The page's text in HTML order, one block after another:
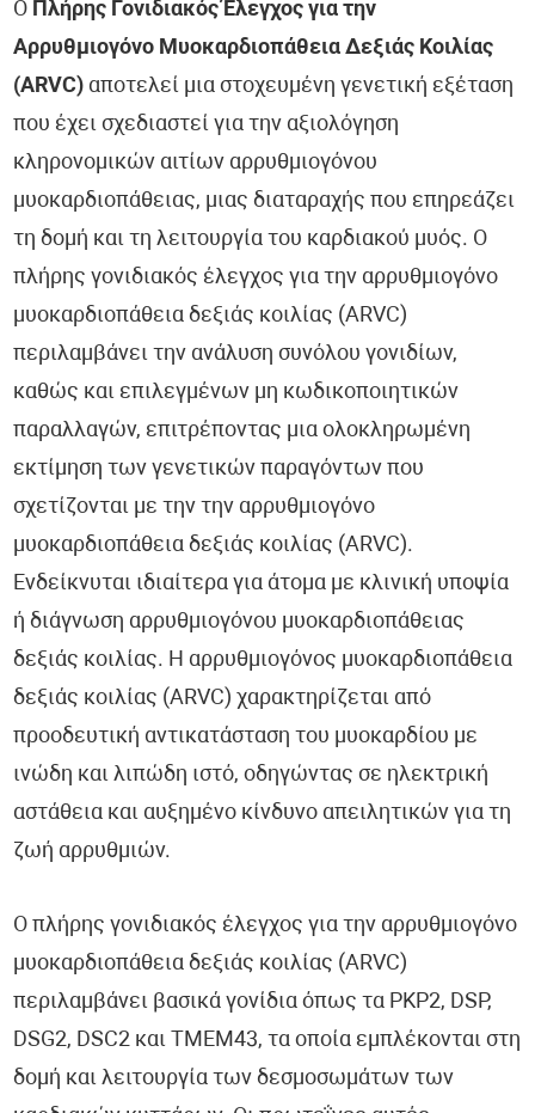
Ο Πλήρης Γονιδιακός Έλεγχος για την
Αρρυθμιογόνο Μυοκαρδιοπάθεια Δεξιάς Κοιλίας
(ARVC) αποτελεί μια στοχευμένη γενετική εξέταση
που έχει σχεδιαστεί για την αξιολόγηση
κληρονομικών αιτίων αρρυθμιογόνου
μυοκαρδιοπάθειας, μιας διαταραχής που επηρεάζει
τη δομή και τη λειτουργία του καρδιακού μυός. Ο
πλήρης γονιδιακός έλεγχος για την αρρυθμιογόνο
μυοκαρδιοπάθεια δεξιάς κοιλίας (ARVC)
περιλαμβάνει την ανάλυση συνόλου γονιδίων,
καθώς και επιλεγμένων μη κωδικοποιητικών
παραλλαγών, επιτρέποντας μια ολοκληρωμένη
εκτίμηση των γενετικών παραγόντων που
σχετίζονται με την την αρρυθμιογόνο
μυοκαρδιοπάθεια δεξιάς κοιλίας (ARVC).
Ενδείκνυται ιδιαίτερα για άτομα με κλινική υποψία
ή διάγνωση αρρυθμιογόνου μυοκαρδιοπάθειας
δεξιάς κοιλίας. Η αρρυθμιογόνος μυοκαρδιοπάθεια
δεξιάς κοιλίας (ARVC) χαρακτηρίζεται από
προοδευτική αντικατάσταση του μυοκαρδίου με
ινώδη και λιπώδη ιστό, οδηγώντας σε ηλεκτρική
αστάθεια και αυξημένο κίνδυνο απειλητικών για τη
ζωή αρρυθμιών.
Ο πλήρης γονιδιακός έλεγχος για την αρρυθμιογόνο
μυοκαρδιοπάθεια δεξιάς κοιλίας (ARVC)
περιλαμβάνει βασικά γονίδια όπως τα PKP2, DSP,
DSG2, DSC2 και TMEM43, τα οποία εμπλέκονται στη
δομή και λειτουργία των δεσμοσωμάτων των